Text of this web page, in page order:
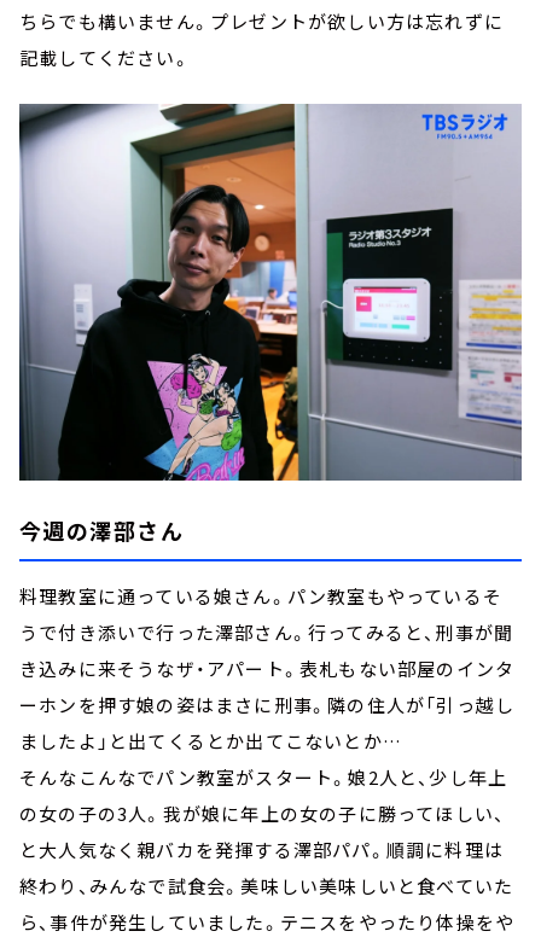
ちらでも構いません。プレゼントが欲しい方は忘れずに
記載してください。
今週の澤部さん
料理教室に通っている娘さん。パン教室もやっているそ
うで付き添いで行った澤部さん。行ってみると、刑事が聞
き込みに来そうなザ・アパート。表札もない部屋のインタ
ーホンを押す娘の姿はまさに刑事。隣の住人が「引っ越し
ましたよ」と出てくるとか出てこないとか…
そんなこんなでパン教室がスタート。娘2人と、少し年上
の女の子の3人。我が娘に年上の女の子に勝ってほしい、
と大人気なく親バカを発揮する澤部パパ。順調に料理は
終わり、みんなで試食会。美味しい美味しいと食べていた
ら、事件が発生していました。テニスをやったり体操をや